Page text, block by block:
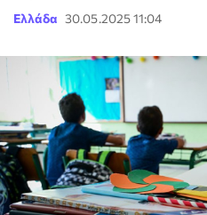
Ελλάδα 30.05.2025 11:04